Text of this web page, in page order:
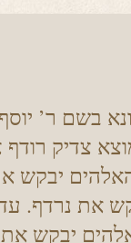
צדיק רודף
יבקש
את נרדף.
יבקש את